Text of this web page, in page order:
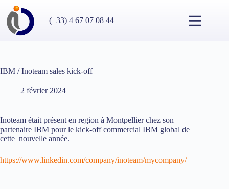
Passer
contenu
(+33) 4 67 07 08 44
IBM / Inoteam sales kick-off
2 février 2024
Inoteam était présent en region à Montpellier chez son
partenaire IBM pour le kick-off commercial IBM global de
cette nouvelle année.
https://www.linkedin.com/company/inoteam/mycompany/